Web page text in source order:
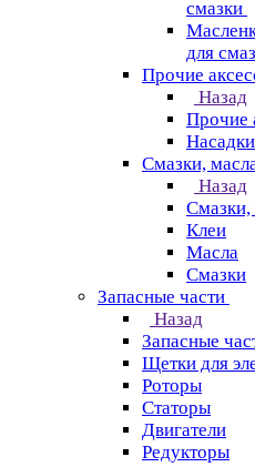
смазки
для
Прочие
Назад
Прочие
Смазки,
Назад
Смазки,
Клеи
Масла
Смазки
Запасные части
Назад
Запасные
Щетки для
Роторы
Статоры
Двигатели
Редукторы